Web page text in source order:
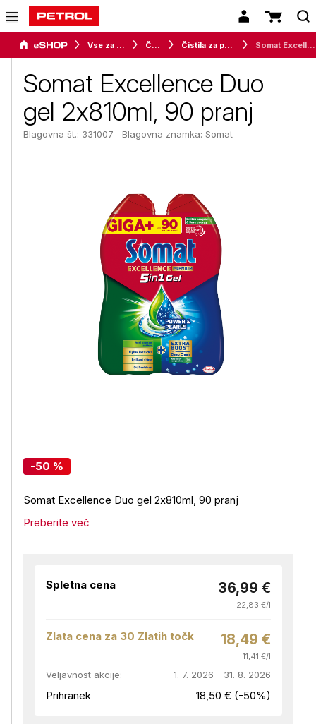
Vse za dom Čistila Čistila za pomivanje posode
Somat Excellence Duo
gel 2x810ml, 90 pranj
Blagovna št.: 331007 Blagovna znamka: Somat
-50 %
Somat Excellence Duo gel 2x810ml, 90 pranj
Preberite več
Spletna cena 36,99 €
22,83 €/l
Zlata cena za 30 Zlatih točk 18,49 €
11,41 €/l
Veljavnost akcije: 1. 7. 2026 - 31. 8. 2026
Prihranek 18,50 € (-50%)